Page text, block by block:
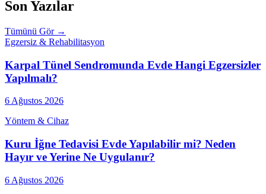
Son Yazılar
Tümünü Gör →
Egzersiz & Rehabilitasyon
Karpal Tünel Sendromunda Evde Hangi Egzersizler
Yapılmalı?
6 Ağustos 2026
Yöntem & Cihaz
Kuru İğne Tedavisi Evde Yapılabilir mi? Neden
Hayır ve Yerine Ne Uygulanır?
6 Ağustos 2026